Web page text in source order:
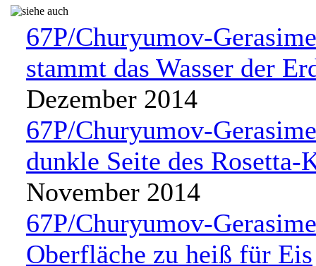
67P/Churyumov-
stammt das Wasser der
Dezember 2014
67P/Churyumov-
dunkle Seite des Rosetta-
November 2014
67P/Churyumov-
Oberfläche zu heiß für Eis